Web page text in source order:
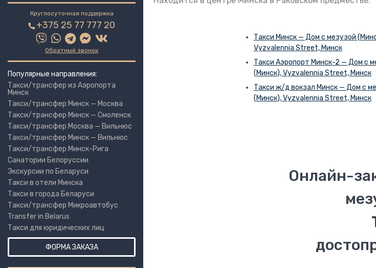
Круглосуточная поддержка
+375 25 77 777 20
Обратный звонок
Популярные направления:
Такси/трансфер из Аэропорта
Минск
Такси/трансфер Минск — Москва
Такси/трансфер Минск — Смоленск
Такси/трансфер Москва — Вильнюс
Такси/трансфер Минск — Вильнюс
Такси/трансфер Минск-Рига
Санатории Белоруссии
Экскурсии по Беларуси
Такси в отели Минска
Такси в города Беларуси
Такси/трансфер Микроавтобус
Transfer in Belarus
Такси для юридических лиц
ФОРМА ЗАКАЗА
Такси Минск — Дом с мезузой
Vyzvalennia Street, Минск
Такси Аэропорт Минск-2 — Дом с
(Минск), Vyzvalennia Street, Минск
Такси ж/д вокзал Минск — Дом с
(Минск), Vyzvalennia Street, Минск
Онлайн-